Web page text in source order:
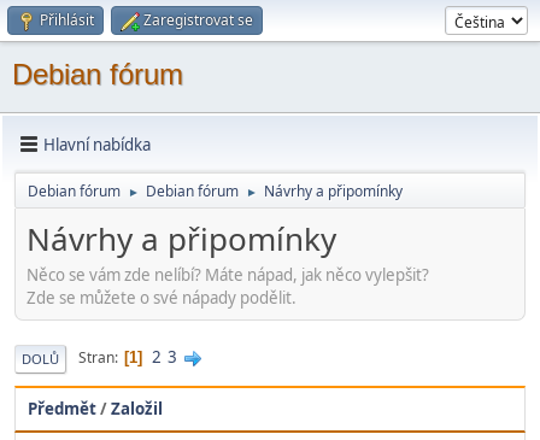
Přihlásit Zaregistrovat se
Debian fórum
Hlavní nabídka
Debian fórum ► Debian fórum ► Návrhy a připomínky
Návrhy a připomínky
Něco se vám zde nelíbí? Máte nápad, jak něco vylepšit?
Zde se můžete o své nápady podělit.
DOLŮ Stran 1 2 3
Předmět/Založil